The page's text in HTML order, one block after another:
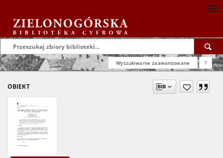
Wyszukiwanie zaawansowane ?
OBIEKT